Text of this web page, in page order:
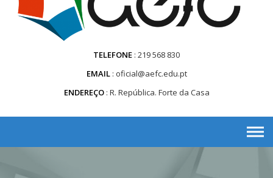
TELEFONE 219 568 830
EMAIL oficial@aefc.edu.pt
ENDEREÇO R. República. Forte da Casa